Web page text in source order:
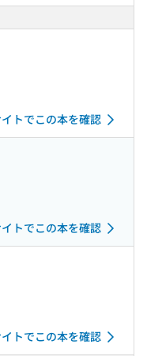
トでこの本を確認
トでこの本を確認
トでこの本を確認